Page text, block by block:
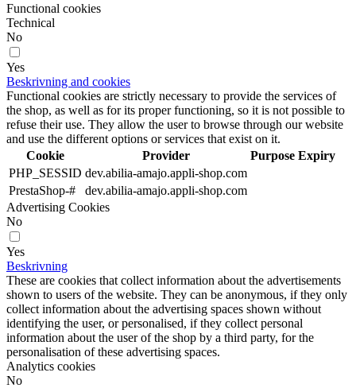
Functional cookies
Technical
No
Yes
Beskrivning and cookies
Functional cookies are strictly necessary to provide the services of
the shop, as well as for its proper functioning, so it is not possible to
refuse their use. They allow the user to browse through our website
and use the different options or services that exist on it.
Cookie
Provider Purpose Expiry
PHP_SESSID dev.abilia-amajo.appli-shop.com
PrestaShop-#
dev.abilia-amajo.appli-shop.com
Advertising Cookies
No
Yes
Beskrivning
These are cookies that collect information about the advertisements
shown to users of the website. They can be anonymous, if they only
collect information about the advertising spaces shown without
identifying the user, or personalised, if they collect personal
information about the user of the shop by a third party, for the
personalisation of these advertising spaces.
Analytics cookies
No